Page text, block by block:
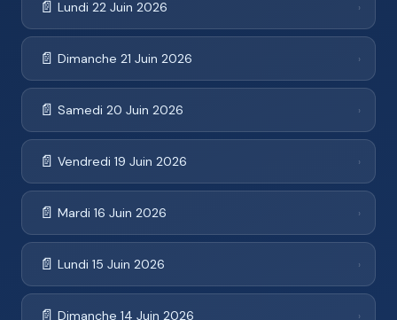
📄 Lundi 22 Juin 2026 ›
📄 Dimanche 21 Juin 2026 ›
📄 Samedi 20 Juin 2026 ›
📄 Vendredi 19 Juin 2026 ›
📄 Mardi 16 Juin 2026 ›
📄 Lundi 15 Juin 2026 ›
📄 Dimanche 14 Juin 2026 ›